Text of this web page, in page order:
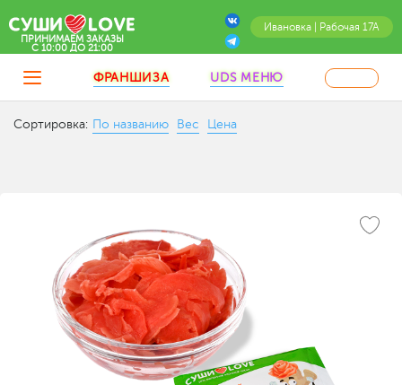
Ивановка | Рабочая 17А
ПРИНИМАЕМ ЗАКАЗЫ
C 10:00 ДО 21:00
ФРАНШИЗА UDS МЕНЮ
Сортировка: По названию Вес Цена